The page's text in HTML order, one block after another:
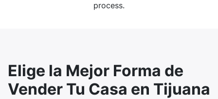
process.
Elige la Mejor Forma de
Vender Tu Casa en Tijuana